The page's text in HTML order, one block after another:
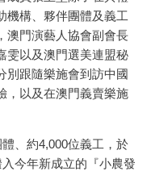
機構、夥伴團體及義工
澳門演藝人協會副會長
雯以及澳門選美連盟秘
別跟隨樂施會到訪中國
，以及在澳門義賣樂施
、約4,000位義工，於
今年新成立的『小農發